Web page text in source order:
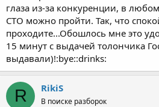
глаза из-за конкуренции, в
СТО можно пройти. Так, что
проходите...Обошлось мне это
15 минут с выдачей толончика
выдавали)!:bye::drinks:
R RikiS
В поиске разборок